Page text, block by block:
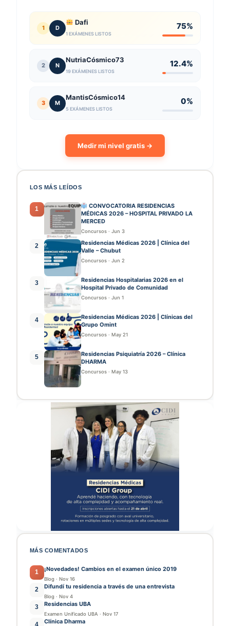
1 D
Dafi
1 EXÁMENES LISTOS
75%
2 N
NutriaCósmico73
19 EXÁMENES LISTOS
12.4%
3 M
MantisCósmico14
5 EXÁMENES LISTOS
0%
Medir mi nivel gratis →
LOS MÁS LEÍDOS
1
CONVOCATORIA RESIDENCIAS
MÉDICAS 2026 – HOSPITAL PRIVADO LA
MERCED
Concursos · Jun 3
2
Residencias Médicas 2026 | Clínica del
Valle – Chubut
Concursos · Jun 2
3
Residencias Hospitalarias 2026 en el
Hospital Privado de Comunidad
Concursos · Jun 1
4
Residencias Médicas 2026 | Clínicas del
Grupo Omint
Concursos · May 21
5
Residencias Psiquiatría 2026 – Clínica
DHARMA
Concursos · May 13
MÁS COMENTADOS
1 ¡Novedades! Cambios en el examen único 2019
Blog · Nov 16
2 Difundí tu residencia a través de una entrevista
Blog · Nov 4
3 Residencias UBA
Examen Unificado UBA · Nov 17
4 Clínica Dharma